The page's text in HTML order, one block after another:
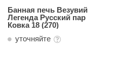
Банная печь Везувий
Легенда Русский пар
Ковка 18 (270)
уточняйте